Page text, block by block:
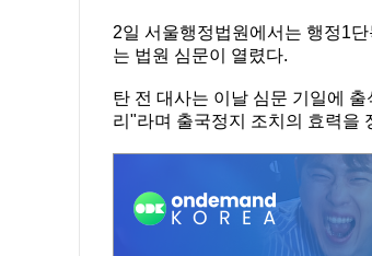
2일 서울행정법원에서는 행정1
는 법원 심문이 열렸다.
탄 전 대사는 이날 심문 기일에
리"라며 출국정지 조치의 효력을